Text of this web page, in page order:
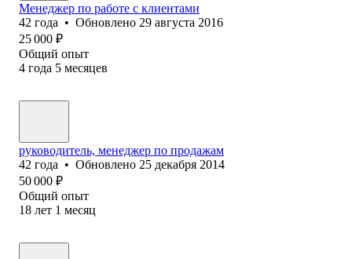
Менеджер по работе с клиентами
42 года • Обновлено 29 августа 2016
25 000 ₽
Общий опыт
4 года 5 месяцев
руководитель, менеджер по продажам
42 года • Обновлено 25 декабря 2014
50 000 ₽
Общий опыт
18 лет 1 месяц